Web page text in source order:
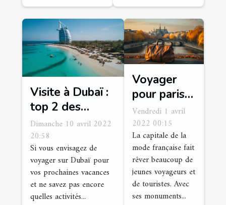
Visite à Dubaï :
top 2 des
activités
incontournables
à faire
Dimanche 10 avril 2022
20:58
Si vous envisagez de
voyager sur Dubaï pour
vos prochaines vacances
et ne savez pas encore
quelles activités...
Voyager
pour paris :
quelques
conseils
pour en
profiter
Vendredi 1 avril
2022 00:15
La capitale de la
mode française fait
rêver beaucoup de
jeunes voyageurs et
de touristes. Avec
ses monuments...